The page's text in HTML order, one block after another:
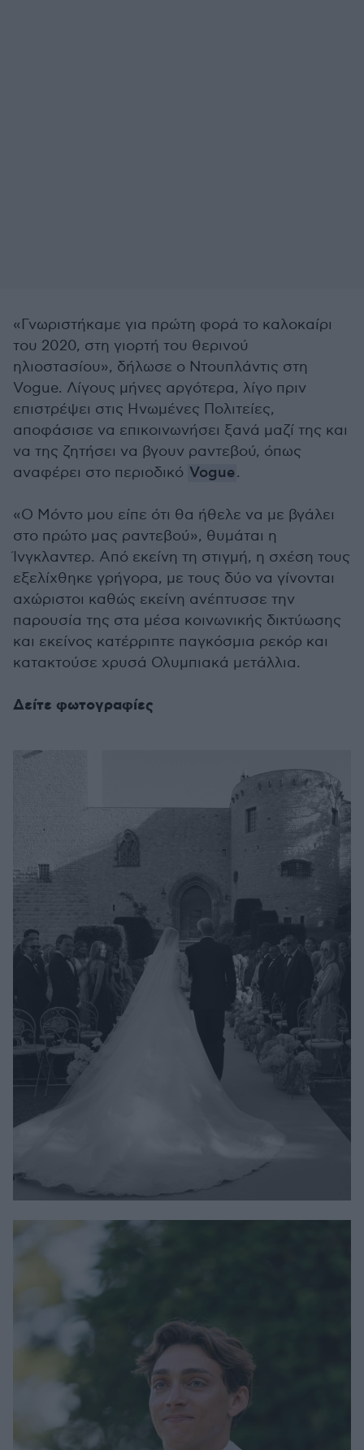
«Γνωριστήκαμε για πρώτη φορά το καλοκαίρι
του 2020, στη γιορτή του θερινού
ηλιοστασίου», δήλωσε ο Ντουπλάντις στη
Vogue. Λίγους μήνες αργότερα, λίγο πριν
επιστρέψει στις Ηνωμένες Πολιτείες,
αποφάσισε να επικοινωνήσει ξανά μαζί της και
να της ζητήσει να βγουν ραντεβού, όπως
αναφέρει στο περιοδικό Vogue.
«Ο Μόντο μου είπε ότι θα ήθελε να με βγάλει
στο πρώτο μας ραντεβού», θυμάται η
Ίνγκλαντερ. Από εκείνη τη στιγμή, η σχέση τους
εξελίχθηκε γρήγορα, με τους δύο να γίνονται
αχώριστοι καθώς εκείνη ανέπτυσσε την
παρουσία της στα μέσα κοινωνικής δικτύωσης
και εκείνος κατέρριπτε παγκόσμια ρεκόρ και
κατακτούσε χρυσά Ολυμπιακά μετάλλια.
Δείτε φωτογραφίες